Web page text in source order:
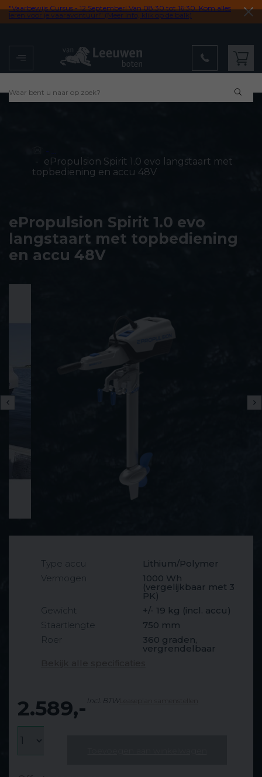
"Vaarbewijs Cursus - 12 September! Van 08:30 tot 16:30. Kom alles
leren voor je vaaravontuur!" (Meer info, klik op de balk)
Menu
- ...
- ePropulsion Spirit 1.0 evo langstaart met
topbediening en accu 48V
ePropulsion Spirit 1.0 evo
langstaart met topbediening
en accu 48V
Type accu
Lithium/Polymer
Vermogen
1000 Wh
(vergelijkbaar met 3
PK)
Gewicht
+/- 19 kg (incl. accu)
Staartlengte
750 mm
Roer
360 graden,
vergrendelbaar
2.589,- Incl. BTW